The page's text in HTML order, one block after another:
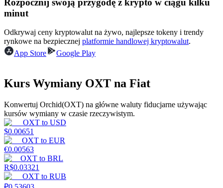
Zarabiać
Mocna Świnka
Codziennie zdobywaj konkurencyjne nagrody
Rozpocznij swoją przygodę z krypto w ciągu kilku
minut
Odkrywaj ceny kryptowalut na żywo, najlepsze tokeny i trendy
rynkowe na bezpiecznej platformie handlowej kryptowalut.
App Store
Google Play
Kurs Wymiany OXT na Fiat
Konwertuj Orchid(OXT) na główne waluty fiducjarne używając
kursów wymiany w czasie rzeczywistym.
OXT to USD
$0.00651
OXT to EUR
€0.00563
OXT to BRL
R$0.03321
OXT to RUB